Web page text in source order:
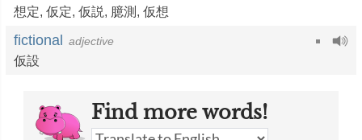
想定, 仮定, 仮説, 臆測 , 仮想
fictional adjective
仮設
Find more words!